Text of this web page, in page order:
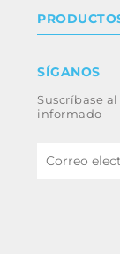
Trabaja con
Términos y
Código
grupo
Industria
Energía
B2B
SÍGANOS
Suscríbase
informado